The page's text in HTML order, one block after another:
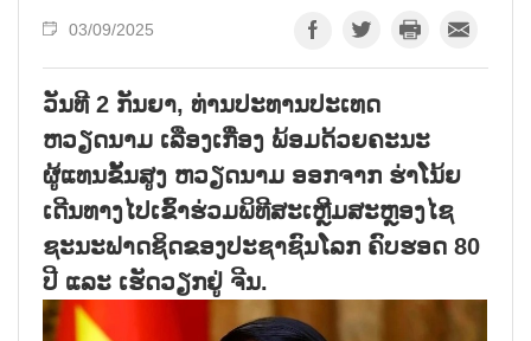
03/09/2025
ວັນທີ 2 ກັນຍາ, ທ່ານປະທານປະເທດ
ຫວຽດນາມ ເລືອງເກື່ອງ ພ້ອມດ້ວຍຄະນະ
ຜູ້ແທນຂັ້ນສູງ ຫວຽດນາມ ອອກຈາກ ຮ່າໂນ້ຍ
ເດີນທາງໄປເຂົ້າຮ່ວມພິທີສະເຫຼີມສະຫຼອງໄຊ
ຊະນະຟາດຊິດຂອງປະຊາຊົນໂລກ ຄົບຮອດ 80
ປີ ແລະ ເຮັດວຽກຢູ່ ຈີນ.